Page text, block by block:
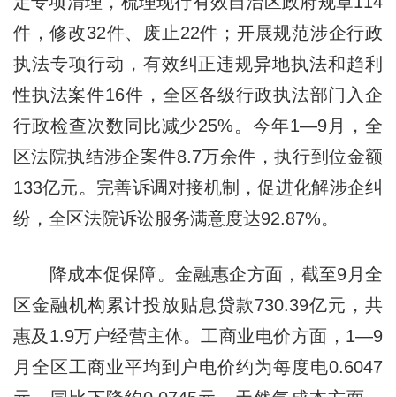
件，修改32件、废止22件；开展规范涉企行政
执法专项行动，有效纠正违规异地执法和趋利
性执法案件16件，全区各级行政执法部门入企
行政检查次数同比减少25%。今年1—9月，全
区法院执结涉企案件8.7万余件，执行到位金额
133亿元。完善诉调对接机制，促进化解涉企纠
纷，全区法院诉讼服务满意度达92.87%。
降成本促保障。金融惠企方面，截至9月全
区金融机构累计投放贴息贷款730.39亿元，共
惠及1.9万户经营主体。工商业电价方面，1—9
月全区工商业平均到户电价约为每度电0.6047